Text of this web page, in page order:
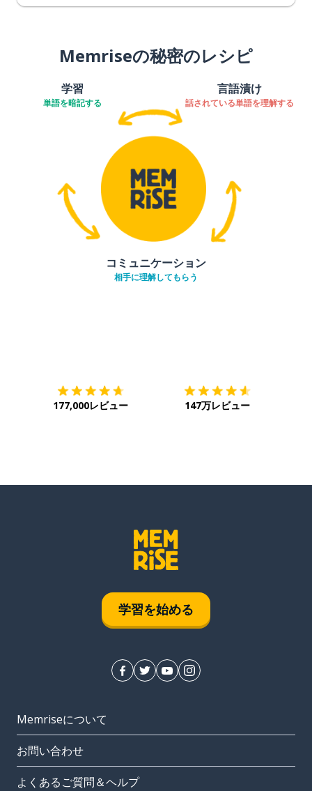
Memriseの秘密のレシピ
学習
単語を暗記する
言語漬け
話されている単語を理解する
コミュニケーション
相手に理解してもらう
177,000レビュー 147万レビュー
学習を始める
Memriseについて
お問い合わせ
よくあるご質問＆ヘルプ